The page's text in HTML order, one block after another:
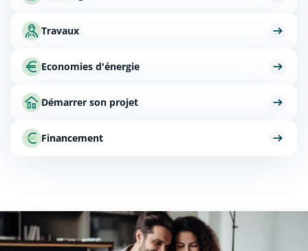
Travaux
Economies d'énergie
Démarrer son projet
Financement